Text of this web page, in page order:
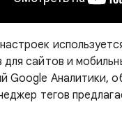
для сайтов и
Google Аналитики,
тегов